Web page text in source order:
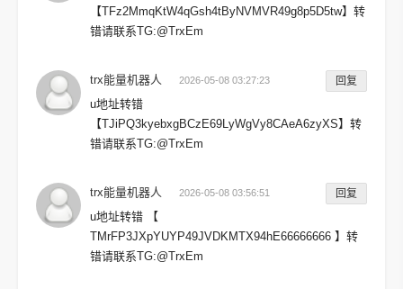
【TFz2MmqKtW4qGsh4tByNVMVR49g8p5D5tw】转
错请联系TG:@TrxEm
trx能量机器人 2026-05-08 03:27:23 回复
u地址转错
【TJiPQ3kyebxgBCzE69LyWgVy8CAeA6zyXS】转
错请联系TG:@TrxEm
trx能量机器人 2026-05-08 03:56:51 回复
u地址转错 【
TMrFP3JXpYUYP49JVDKMTX94hE66666666 】转
错请联系TG:@TrxEm